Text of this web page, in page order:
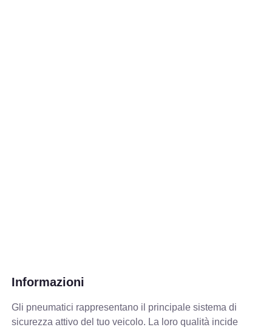
Informazioni
Gli pneumatici rappresentano il principale sistema di
sicurezza attivo del tuo veicolo. La loro qualità incide